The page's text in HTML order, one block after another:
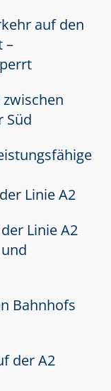
auf den
–
Süd
Linie A2
Linie A2
Bahnhofs
der A2